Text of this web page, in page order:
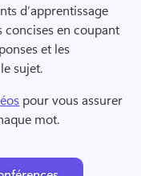
d’apprentissage
en coupant
et les
sujet.
pour vous assurer
mot.